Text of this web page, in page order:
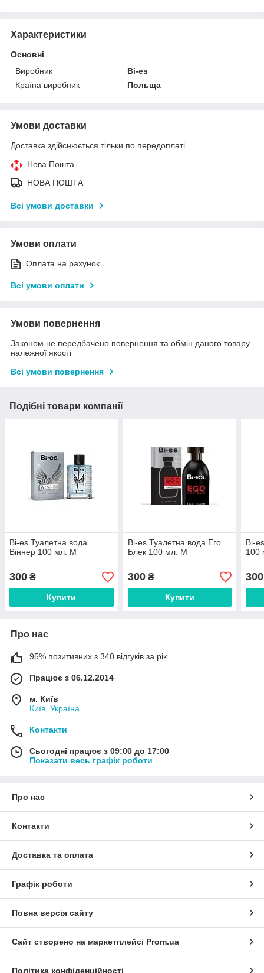
Характеристики
Основні
Виробник
Bi-es
Країна виробник
Польща
Умови доставки
Доставка здійснюється тільки по передоплаті.
Нова Пошта
НОВА ПОШТА
Всі умови доставки
Умови оплати
Оплата на рахунок
Всі умови оплати
Умови повернення
Законом не передбачено повернення та обмін даного товару
належної якості
Всі умови повернення
Подібні товари компанії
Bi-es Туалетна вода
Віннер 100 мл. М
300 ₴
Купити
Bi-es Туалетна вода Его
Блек 100 мл. М
300₴
Купити
Bi-
100
300
Про нас
95% позитивних з 340 відгуків за рік
Працює з 06.12.2014
м. Київ
Київ, Україна
Контакти
Сьогодні працює з 09:00 до 17:00
Показати весь графік роботи
Про нас
Контакти
Доставка та оплата
Графік роботи
Повна версія сайту
Сайт створено на маркетплейсі Prom.ua
Політика конфіденційності